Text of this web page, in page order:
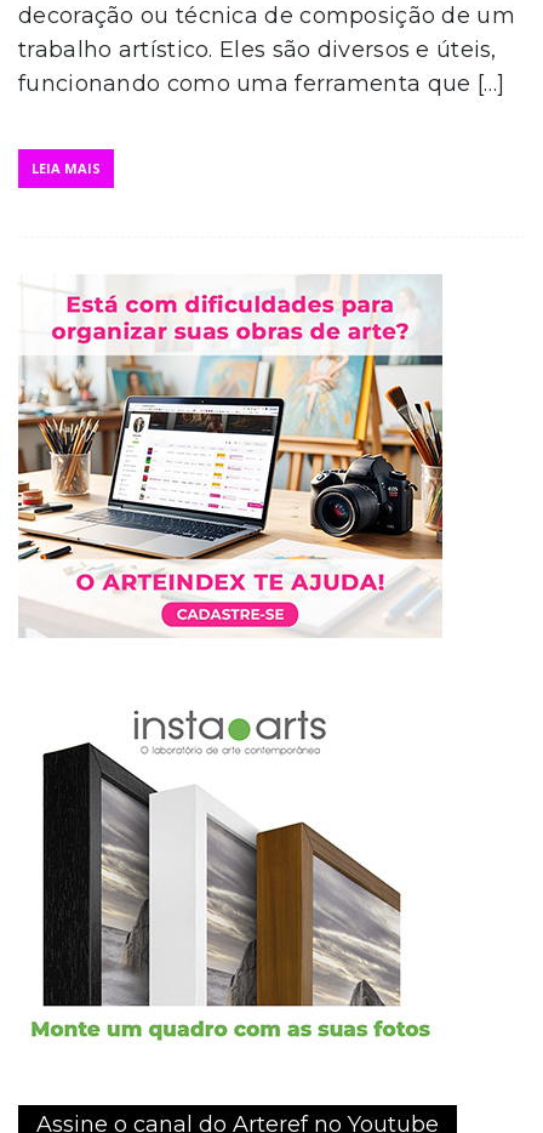
decoração ou técnica de composição de um
trabalho artístico. Eles são diversos e úteis,
funcionando como uma ferramenta que […]
LEIA MAIS
Assine o canal do Arteref no Youtube